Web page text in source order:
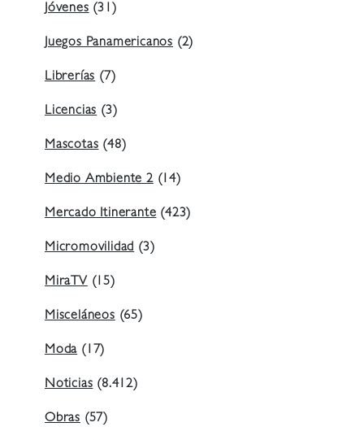
Jóvenes(31)
Juegos Panamericanos (2)
Librerías(7)
Licencias(3)
Mascotas(48)
Medio Ambiente 2(14)
Mercado Itinerante(423)
Micromovilidad(3)
MiraTV(15)
Misceláneos(65)
Moda(17)
Noticias(8.412)
Obras (57)